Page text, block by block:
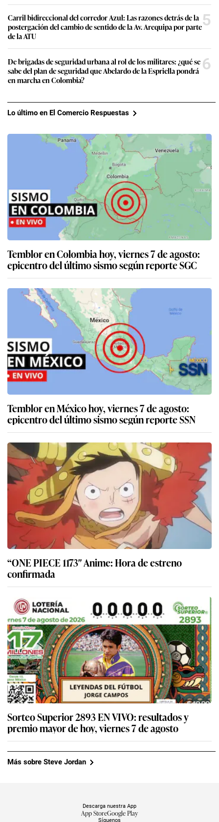
Carril bidireccional del corredor Azul: Las razones detrás de la
postergación del cambio de sentido de la Av. Arequipa por parte
de la ATU
5
De brigadas de seguridad urbana al rol de los militares: ¿qué se
sabe del plan de seguridad que Abelardo de la Espriella pondrá
en marcha en Colombia?
6
Lo último en El Comercio Respuestas
Temblor en Colombia hoy, viernes 7 de agosto:
epicentro del último sismo según reporte SGC
Temblor en México hoy, viernes 7 de agosto:
epicentro del último sismo según reporte SSN
“ONE PIECE 1173″ Anime: Hora de estreno
confirmada
Sorteo Superior 2893 EN VIVO: resultados y
premio mayor de hoy, viernes 7 de agosto
Más sobre Steve Jordan
Síguenos
Descarga nuestra App
App StoreGoogle Play